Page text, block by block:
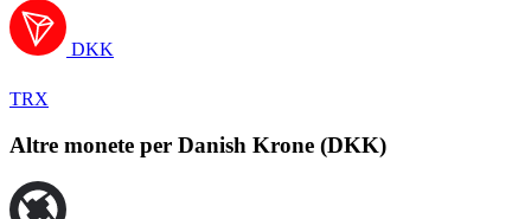
DKK
TRX
Altre monete per Danish Krone (DKK)